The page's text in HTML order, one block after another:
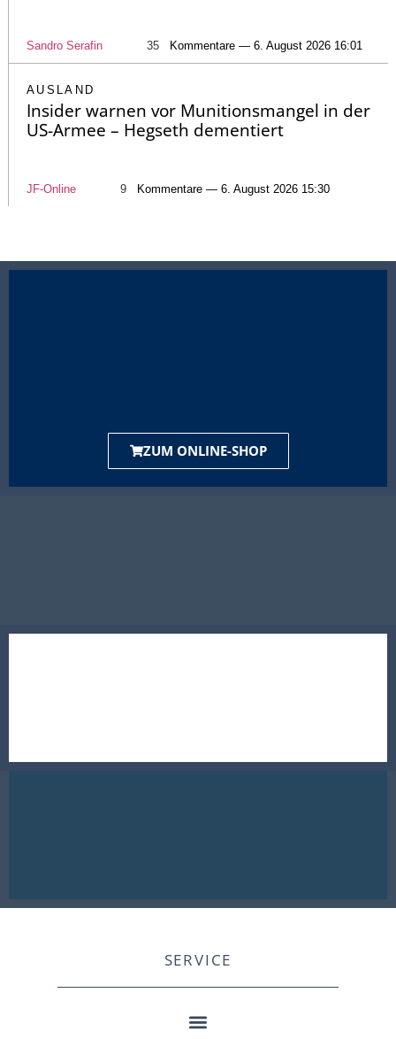
Sandro Serafin 35 Kommentare — 6. August 2026 16:01
AUSLAND
Insider warnen vor Munitionsmangel in der
US-Armee – Hegseth dementiert
JF-Online 9 Kommentare — 6. August 2026 15:30
ZUM ONLINE-SHOP
SERVICE